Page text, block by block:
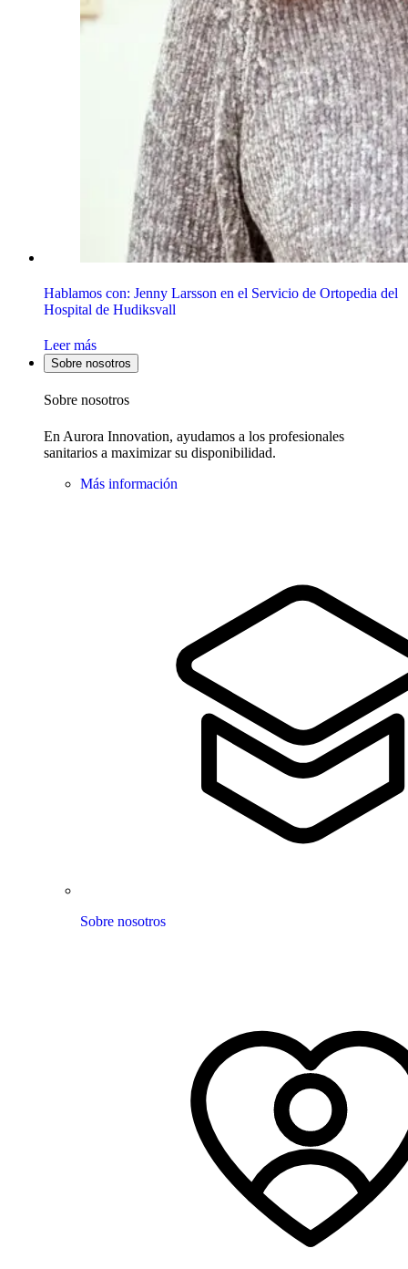
Hablamos con: Jenny Larsson en el Servicio de Ortopedia del
Hospital de Hudiksvall
Leer más
Sobre nosotros
Sobre nosotros
En Aurora Innovation, ayudamos a los profesionales
sanitarios a maximizar su disponibilidad.
Más información
Sobre nosotros